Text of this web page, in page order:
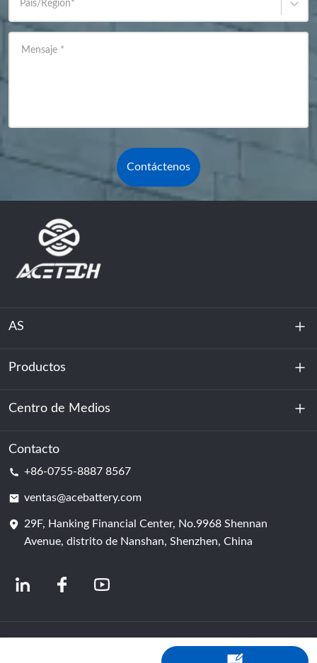
País/Región*
Mensaje *
Contáctenos
AS
Sobre nosotros
Sostenibilidad
Productos
Almacenamiento de energía
Centro de datos y sala de servidores
Célula de batería
Centro de Medios
Noticias
Contacto
+86-0755-8887 8567
ventas@acebattery.com
29F, Hanking Financial Center, No.9968 Shennan
Avenue, distrito de Nanshan, Shenzhen, China
© 2024 Fabricantes chinos de baterías de iones de litio | Fábrica y empresa de
baterías de litio | ACE Battery, con tecnología de Shopastro política de